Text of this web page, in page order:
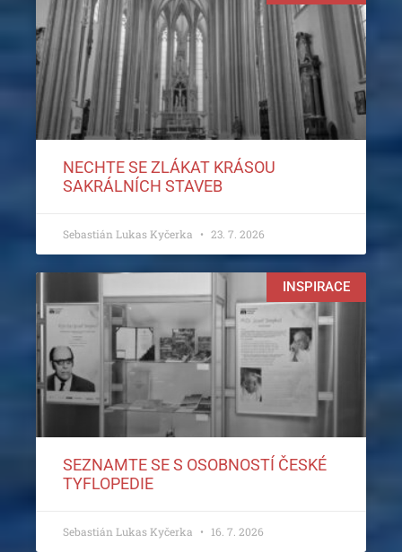
NECHTE SE ZLÁKAT KRÁSOU
SAKRÁLNÍCH STAVEB
Sebastián Lukas Kyčerka 23. 7. 2026
INSPIRACE
SEZNAMTE SE S OSOBNOSTÍ ČESKÉ
TYFLOPEDIE
Sebastián Lukas Kyčerka 16. 7. 2026